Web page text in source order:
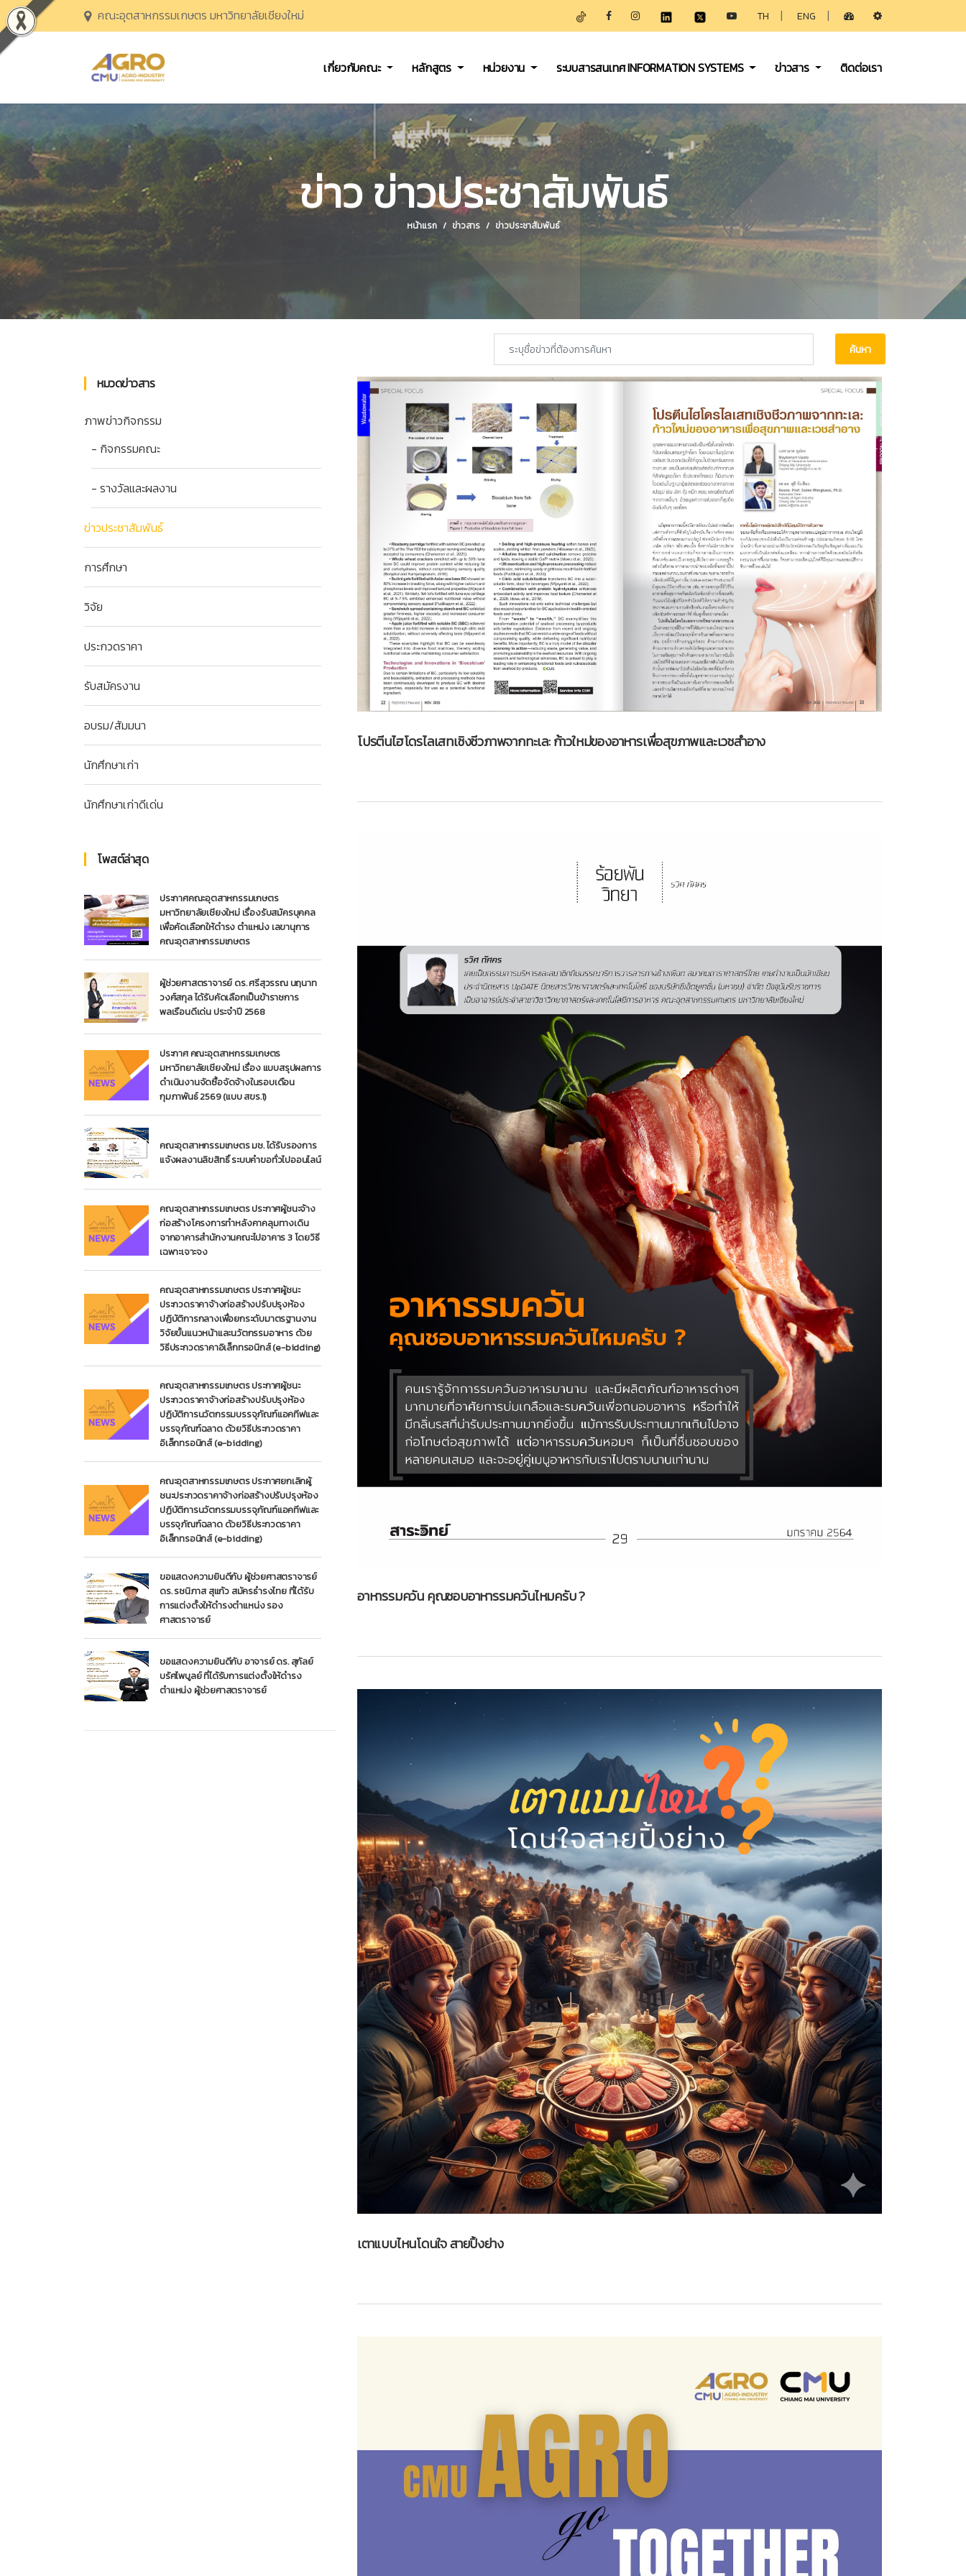
คณะอุตสาหกรรมเกษตร มหาวิทยาลัยเชียงใหม่ TH | ENG |
เกี่ยวกับคณะ หลักสูตร หน่วยงาน ระบบสารสนเทศ INFORMATION SYSTEMS ข่าวสาร ติดต่อเรา
ข่าว ข่าวประชาสัมพันธ์
หน้าแรก ข่าวสาร ข่าวประชาสัมพันธ์
ค้นหา
หมวดข่าวสาร
ภาพข่าวกิจกรรม
- กิจกรรมคณะ
- รางวัลและผลงาน
ข่าวประชาสัมพันธ์
การศึกษา
วิจัย
ประกวดราคา
รับสมัครงาน
อบรม/สัมมนา
นักศึกษาเก่า
นักศึกษาเก่าดีเด่น
โพสต์ล่าสุด
ประกาศคณะอุตสาหกรรมเกษตร
มหาวิทยาลัยเชียงใหม่ เรื่องรับสมัครบุคคล
เพื่อคัดเลือกให้ดำรง ตำแหน่ง เลขานุการ
คณะอุตสาหกรรมเกษตร
ผู้ช่วยศาสตราจารย์ ดร. ศรีสุวรรณ นฤนาท
วงศ์สกุล ได้รับคัดเลือกเป็นข้าราชการ
พลเรือนดีเด่น ประจำปี 2568
ประกาศ คณะอุตสาหกรรมเกษตร
มหาวิทยาลัยเชียงใหม่ เรื่อง แบบสรุปผลการ
ดำเนินงานจัดซื้อจัดจ้างในรอบเดือน
กุมภาพันธ์ 2569 (แบบ สขร.1)
คณะอุตสาหกรรมเกษตร มช. ได้รับรองการ
แจ้งผลงานลิขสิทธิ์ ระบบคำขอทั่วไปออนไลน์
คณะอุตสาหกรรมเกษตร ประกาศผู้ชนะจ้าง
ก่อสร้างโครงการทำหลังคาคลุมทางเดิน
จากอาคารสำนักงานคณะไปอาคาร 3 โดยวิธี
เฉพาะเจาะจง
คณะอุตสาหกรรมเกษตร ประกาศผู้ชนะ
ประกวดราคาจ้างก่อสร้างปรับปรุงห้อง
ปฏิบัติการกลางเพื่อยกระดับมาตรฐานงาน
วิจัยขั้นแนวหน้าและนวัตกรรมอาหาร ด้วย
วิธีประกวดราคาอิเล็กทรอนิกส์ (e-bidding)
คณะอุตสาหกรรมเกษตร ประกาศผู้ชนะ
ประกวดราคาจ้างก่อสร้างปรับปรุงห้อง
ปฏิบัติการนวัตกรรมบรรจุภัณฑ์แอคทีฟและ
บรรจุภัณฑ์ฉลาด ด้วยวิธีประกวดราคา
อิเล็กทรอนิกส์ (e-bidding)
คณะอุตสาหกรรมเกษตร ประกาศยกเลิกผู้
ชนะประกวดราคาจ้างก่อสร้างปรับปรุงห้อง
ปฏิบัติการนวัตกรรมบรรจุภัณฑ์แอคทีฟและ
บรรจุภัณฑ์ฉลาด ด้วยวิธีประกวดราคา
อิเล็กทรอนิกส์ (e-bidding)
ขอแสดงความยินดีกับ ผู้ช่วยศาสตราจารย์
ดร. รชนิภาส สุแก้ว สมัครธำรงไทย ที่ได้รับ
การแต่งตั้งให้ดำรงตำแหน่ง รอง
ศาสตราจารย์
ขอแสดงความยินดีกับ อาจารย์ ดร. สุกัลย์
บรัศไพบูลย์ ที่ได้รับการแต่งตั้งให้ดำรง
ตำแหน่ง ผู้ช่วยศาสตราจารย์
โปรตีนไฮโดรไลเสทเชิงชีวภาพจากทะเล: ก้าวใหม่ของอาหารเพื่อสุขภาพและเวชสำอาง
อาหารรมควัน คุณชอบอาหารรมควันไหมครับ ?
เตาแบบไหนโดนใจ สายปิ้งย่าง